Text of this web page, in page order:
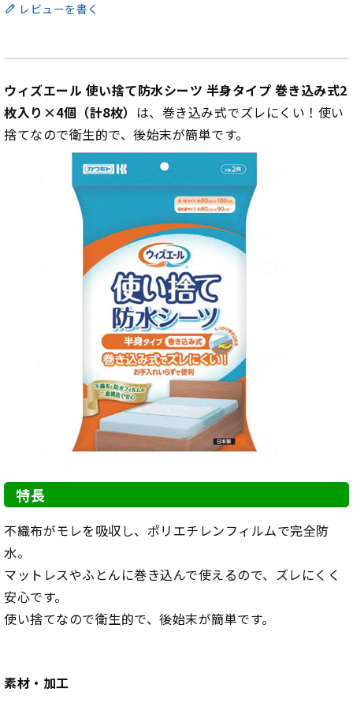
レビューを書く
ウィズエール 使い捨て防水シーツ 半身タイプ 巻き込み式2
枚入り×4個（計8枚） は、巻き込み式でズレにくい！使い
捨てなので衛生的で、後始末が簡単です。
特長
不織布がモレを吸収し、ポリエチレンフィルムで完全防
水。
マットレスやふとんに巻き込んで使えるので、ズレにくく
安心です。
使い捨てなので衛生的で、後始末が簡単です。
素材・加工